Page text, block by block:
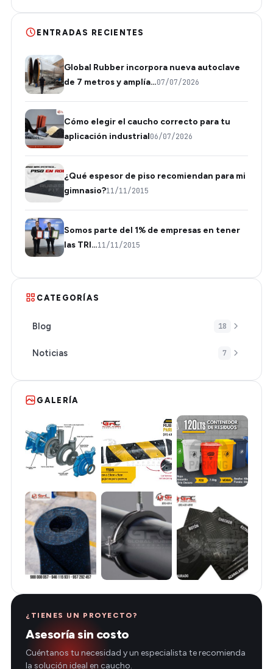
ENTRADAS RECIENTES
Global Rubber incorpora nueva autoclave
de 7 metros y amplía…07/07/2026
Cómo elegir el caucho correcto para tu
aplicación industrial06/07/2026
¿Qué espesor de piso recomiendan para mi
gimnasio?11/11/2015
Somos parte del 1% de empresas en tener
las TRI…11/11/2015
CATEGORÍAS
Blog 18
Noticias 7
GALERÍA
¿TIENES UN PROYECTO?
Asesoría sin costo
Cuéntanos tu necesidad y un especialista te recomienda
la solución ideal en caucho.